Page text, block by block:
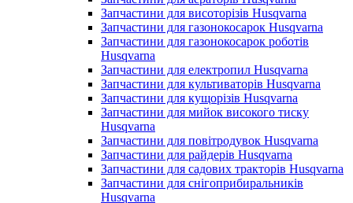
Запчастини для висоторізів Husqvarna
Запчастини для газонокосарок Husqvarna
Запчастини для газонокосарок роботів
Husqvarna
Запчастини для електропил Husqvarna
Запчастини для культиваторів Husqvarna
Запчастини для кущорізів Husqvarna
Запчастини для мийок високого тиску
Husqvarna
Запчастини для повітродувок Husqvarna
Запчастини для райдерів Husqvarna
Запчастини для садових тракторів Husqvarna
Запчастини для снігоприбиральників
Husqvarna